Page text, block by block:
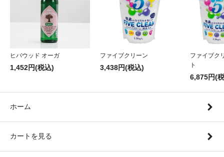
ヒバウッド オーガ
1,452円(税込)
ファイブクリーン
3,438円(税込)
ファイブク
ト
6,875円(
ホーム
カートを見る